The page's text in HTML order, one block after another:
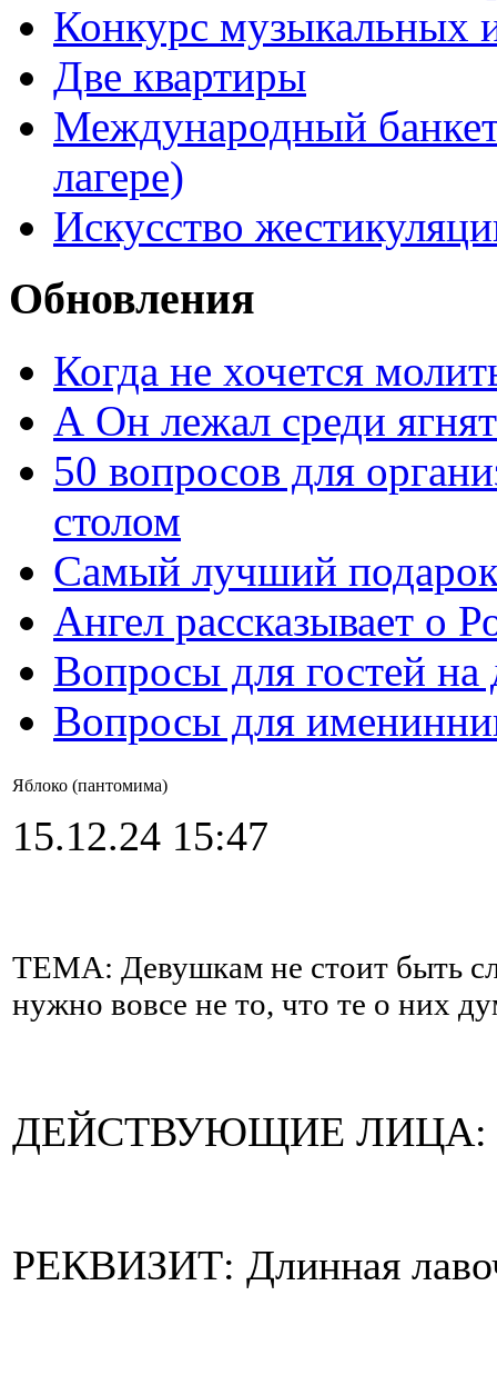
Конкурс музыкальных
Две квартиры
Международный
лагере)
Искусство
Обновления
Когда не хочется
А Он лежал среди ягнят
50 вопросов для
столом
Самый лучший
Ангел рассказывает о
Вопросы для гостей
Вопросы для
Яблоко (пантомима)
15.12.24 15:47
ТЕМА: Девушкам не стоит быть
нужно вовсе не то, что те о них
ДЕЙСТВУЮЩИЕ ЛИЦА:
РЕКВИЗИТ: Длинная